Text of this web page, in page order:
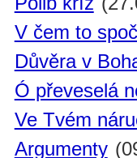
V čem to
Důvěra v
Ó převeselá
Ve Tvém
Argumenty